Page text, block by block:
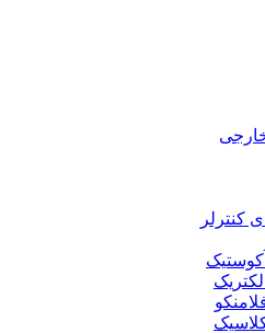
کنترلر